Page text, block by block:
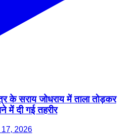
के सराय जोधराय में ताला तोड़कर
में दी गई तहरीर
2026